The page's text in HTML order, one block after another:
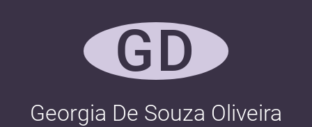
GD
Georgia De Souza Oliveira